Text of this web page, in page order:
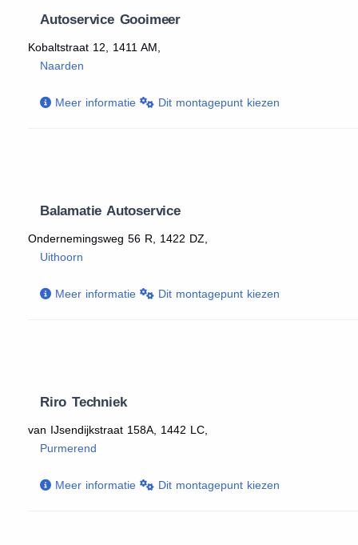
Autoservice Gooimeer
Kobaltstraat 12, 1411 AM,
Naarden
Meer informatie Dit montagepunt kiezen
Balamatie Autoservice
Ondernemingsweg 56 R, 1422 DZ,
Uithoorn
Meer informatie Dit montagepunt kiezen
Riro Techniek
van IJsendijkstraat 158A, 1442 LC,
Purmerend
Meer informatie Dit montagepunt kiezen